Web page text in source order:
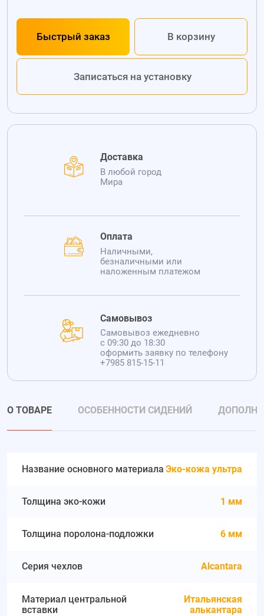
Быстрый заказ В корзину
Записаться на установку
Доставка
В любой город
Мира
Оплата
Наличными,
безналичными или
наложенным платежом
Самовывоз
Самовывоз ежедневно
с 09:30 до 18:30
оформить заявку по телефону
+7985 815-15-11
О ТОВАРЕ ОСОБЕННОСТИ СИДЕНИЙ
Название основного материала Эко-кожа ультра
Толщина эко-кожи 1 мм
Толщина поролона-подложки 6 мм
Серия чехлов Alcantara
Материал центральной
вставки
Итальянская
алькантара